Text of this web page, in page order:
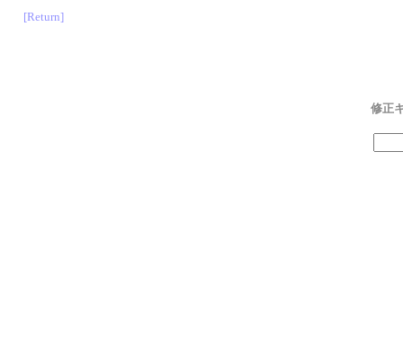
[Return]
修正